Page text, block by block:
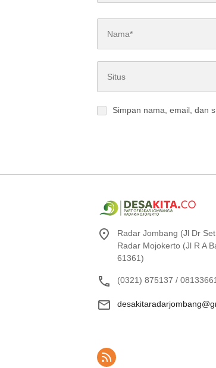
Simpan nama, email, dan
Radar Jombang (Jl Dr
Radar Mojokerto (Jl R A
61361)
(0321) 875137 /